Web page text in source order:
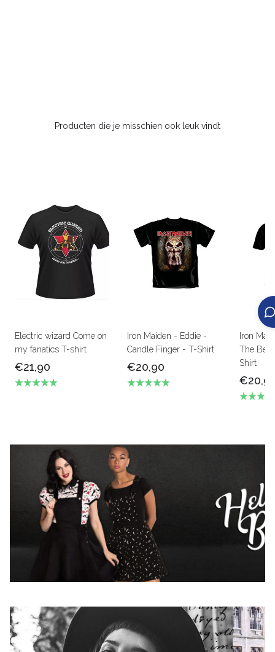
Producten die je misschien ook leuk vindt
Electric wizard Come on
my fanatics T-shirt
€21,90
Iron Maiden - Eddie -
Candle Finger - T-Shirt
€20,90
Iron
The
Shirt